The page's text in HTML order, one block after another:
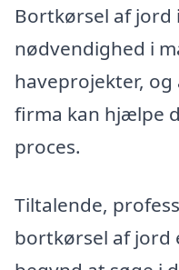
Bortkørsel af jord
nødvendighed i
haveprojekter,
firma kan hjælpe
proces.
Tiltalende,
bortkørsel af jord